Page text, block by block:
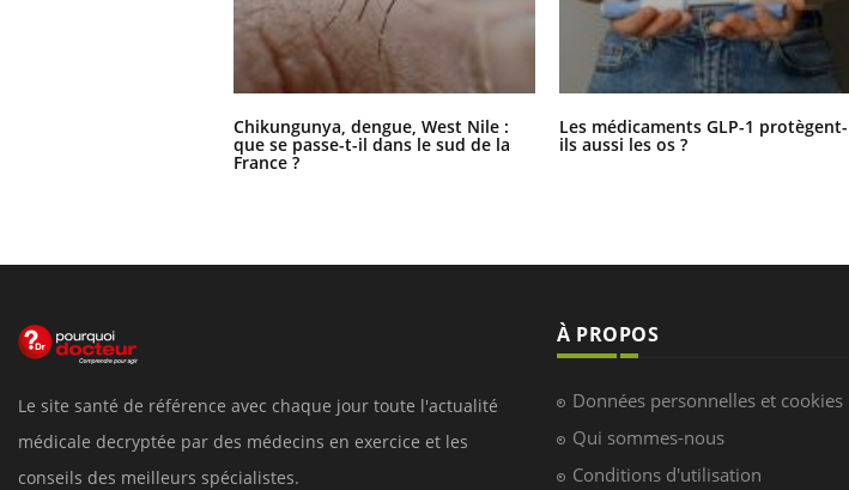
Chikungunya, dengue, West Nile :
que se passe-t-il dans le sud de la
France ?
Les médicaments GLP-1 protègent-
ils aussi les os ?
Le site santé de référence avec chaque jour toute l'actualité
médicale decryptée par des médecins en exercice et les
conseils des meilleurs spécialistes.
À PROPOS
Données personnelles et cookies
Qui sommes-nous
Conditions d'utilisation